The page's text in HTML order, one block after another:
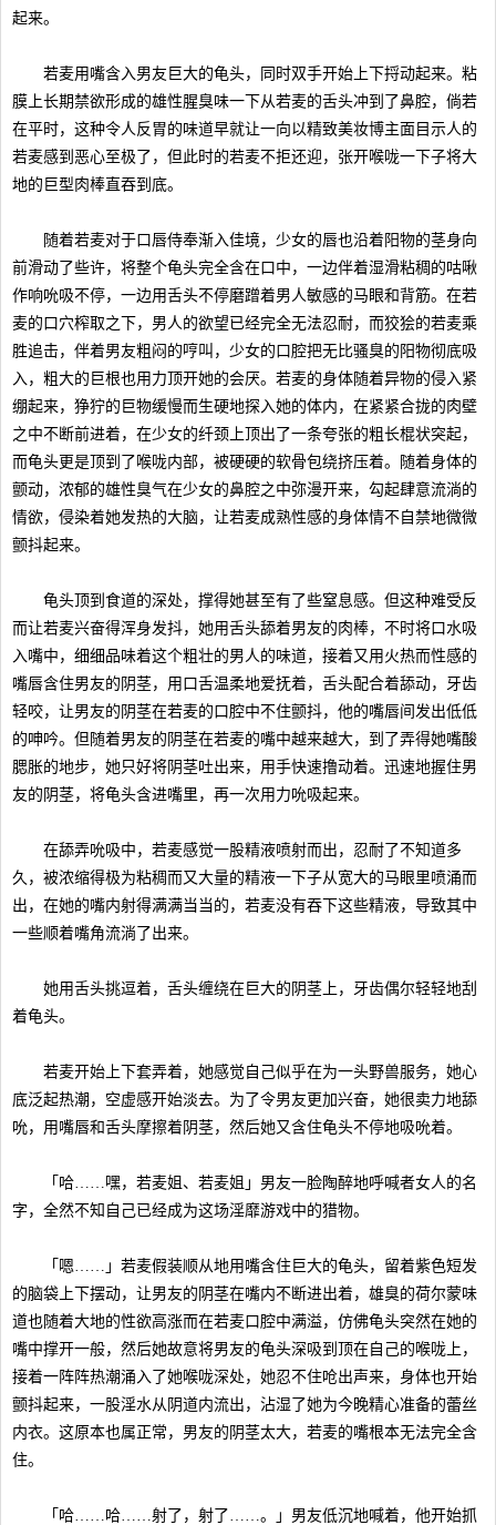
起来。
若麦用嘴含入男友巨大的龟头，同时双手开始上下捋动起来。粘
膜上长期禁欲形成的雄性腥臭味一下从若麦的舌头冲到了鼻腔，倘若
在平时，这种令人反胃的味道早就让一向以精致美妆博主面目示人的
若麦感到恶心至极了，但此时的若麦不拒还迎，张开喉咙一下子将大
地的巨型肉棒直吞到底。
随着若麦对于口唇侍奉渐入佳境，少女的唇也沿着阳物的茎身向
前滑动了些许，将整个龟头完全含在口中，一边伴着湿滑粘稠的咕啾
作响吮吸不停，一边用舌头不停磨蹭着男人敏感的马眼和背筋。在若
麦的口穴榨取之下，男人的欲望已经完全无法忍耐，而狡狯的若麦乘
胜追击，伴着男友粗闷的哼叫，少女的口腔把无比骚臭的阳物彻底吸
入，粗大的巨根也用力顶开她的会厌。若麦的身体随着异物的侵入紧
绷起来，狰狞的巨物缓慢而生硬地探入她的体内，在紧紧合拢的肉壁
之中不断前进着，在少女的纤颈上顶出了一条夸张的粗长棍状突起，
而龟头更是顶到了喉咙内部，被硬硬的软骨包绕挤压着。随着身体的
颤动，浓郁的雄性臭气在少女的鼻腔之中弥漫开来，勾起肆意流淌的
情欲，侵染着她发热的大脑，让若麦成熟性感的身体情不自禁地微微
颤抖起来。
龟头顶到食道的深处，撑得她甚至有了些窒息感。但这种难受反
而让若麦兴奋得浑身发抖，她用舌头舔着男友的肉棒，不时将口水吸
入嘴中，细细品味着这个粗壮的男人的味道，接着又用火热而性感的
嘴唇含住男友的阴茎，用口舌温柔地爱抚着，舌头配合着舔动，牙齿
轻咬，让男友的阴茎在若麦的口腔中不住颤抖，他的嘴唇间发出低低
的呻吟。但随着男友的阴茎在若麦的嘴中越来越大，到了弄得她嘴酸
腮胀的地步，她只好将阴茎吐出来，用手快速撸动着。迅速地握住男
友的阴茎，将龟头含进嘴里，再一次用力吮吸起来。
在舔弄吮吸中，若麦感觉一股精液喷射而出，忍耐了不知道多
久，被浓缩得极为粘稠而又大量的精液一下子从宽大的马眼里喷涌而
出，在她的嘴内射得满满当当的，若麦没有吞下这些精液，导致其中
一些顺着嘴角流淌了出来。
她用舌头挑逗着，舌头缠绕在巨大的阴茎上，牙齿偶尔轻轻地刮
着龟头。
若麦开始上下套弄着，她感觉自己似乎在为一头野兽服务，她心
底泛起热潮，空虚感开始淡去。为了令男友更加兴奋，她很卖力地舔
吮，用嘴唇和舌头摩擦着阴茎，然后她又含住龟头不停地吸吮着。
「哈……嘿，若麦姐、若麦姐」男友一脸陶醉地呼喊者女人的名
字，全然不知自己已经成为这场淫靡游戏中的猎物。
「嗯……」若麦假装顺从地用嘴含住巨大的龟头，留着紫色短发
的脑袋上下摆动，让男友的阴茎在嘴内不断进出着，雄臭的荷尔蒙味
道也随着大地的性欲高涨而在若麦口腔中满溢，仿佛龟头突然在她的
嘴中撑开一般，然后她故意将男友的龟头深吸到顶在自己的喉咙上，
接着一阵阵热潮涌入了她喉咙深处，她忍不住呛出声来，身体也开始
颤抖起来，一股淫水从阴道内流出，沾湿了她为今晚精心准备的蕾丝
内衣。这原本也属正常，男友的阴茎太大，若麦的嘴根本无法完全含
住。
「哈……哈……射了，射了……。」男友低沉地喊着，他开始抓